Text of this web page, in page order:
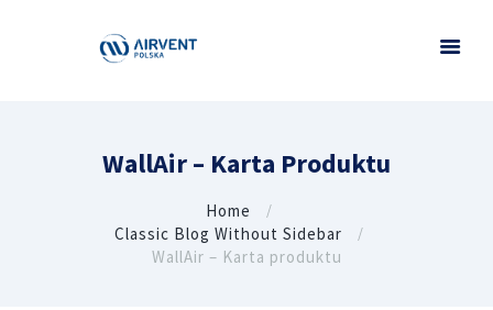
WallAir – Karta Produktu
Home
Classic Blog Without Sidebar
WallAir – Karta produktu